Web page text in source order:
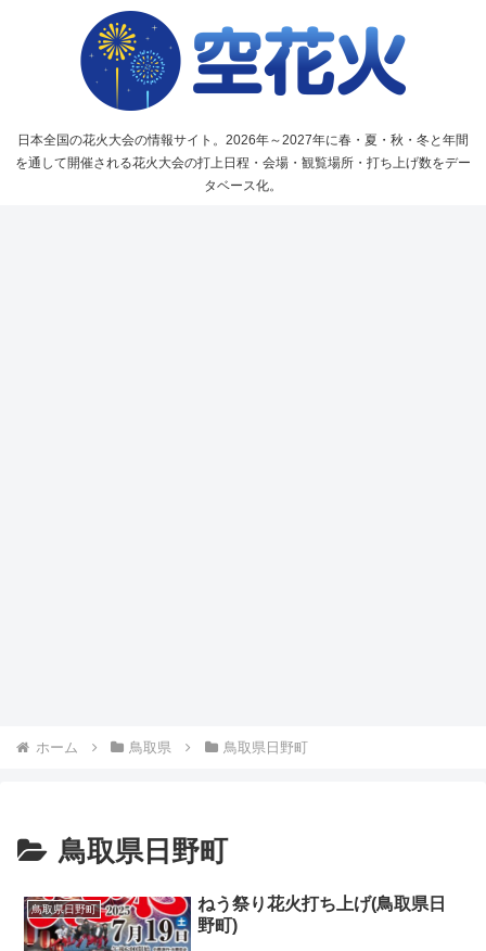
日本全国の花火大会の情報サイト。2026年～2027年に春・夏・秋・冬と年間
を通して開催される花火大会の打上日程・会場・観覧場所・打ち上げ数をデー
タベース化。
ホーム 鳥取県 鳥取県日野町
鳥取県日野町
鳥取県日野町
ねう祭り花火打ち上げ(鳥取県日
野町)